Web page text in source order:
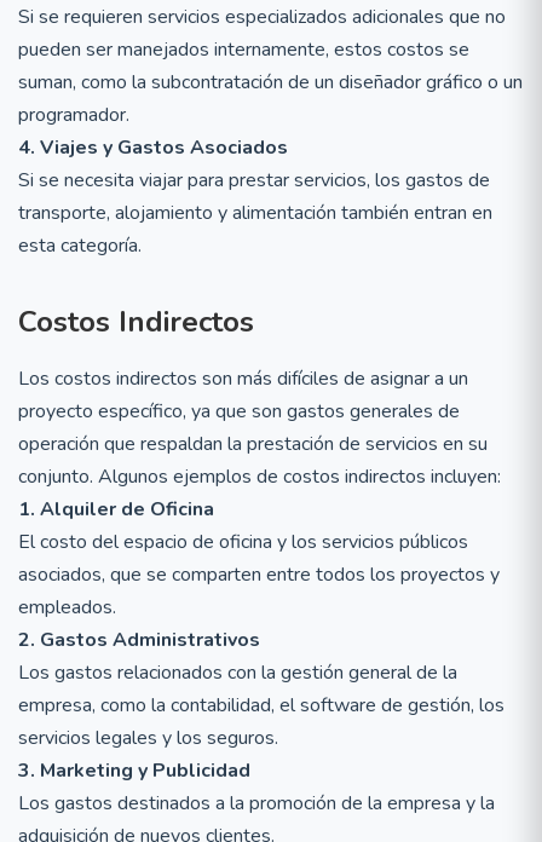
Si se requieren servicios especializados adicionales que no
pueden ser manejados internamente, estos costos se
suman, como la subcontratación de un diseñador gráfico o un
programador.
4. Viajes y Gastos Asociados
Si se necesita viajar para prestar servicios, los gastos de
transporte, alojamiento y alimentación también entran en
esta categoría.
Costos Indirectos
Los costos indirectos son más difíciles de asignar a un
proyecto específico, ya que son gastos generales de
operación que respaldan la prestación de servicios en su
conjunto. Algunos ejemplos de costos indirectos incluyen:
1. Alquiler de Oficina
El costo del espacio de oficina y los servicios públicos
asociados, que se comparten entre todos los proyectos y
empleados.
2. Gastos Administrativos
Los gastos relacionados con la gestión general de la
empresa, como la contabilidad, el software de gestión, los
servicios legales y los seguros.
3. Marketing y Publicidad
Los gastos destinados a la promoción de la empresa y la
adquisición de nuevos clientes.